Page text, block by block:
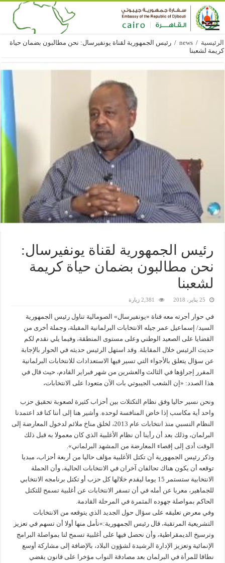
الرئيسية /
news
/ رئيس الجمهورية لقناة يونفيرسال: نحن مطالبون بضمان حياة
كريمة لشعبنا
رئيس الجمهورية لقناة يونفيرسال:
نحن مطالبون بضمان حياة كريمة
لشعبنا
25 يناير، 2018 2,381 زيارة
في حوار أجرته معه قناة «يونفيرسال» الصومالية تناول رئيس الجمهورية
السيد/ إسماعيل عمر جيله الانتخابات البرلمانية المقبلة، وجملة أخرى من
القضايا على الصعيد الوطني وعلى مستوى المنطقة، وفيما يلي نقدم لكم
حديث الرئيس خلال المقابلة. وقد استهل الرئيس حديثه في الحوار بالإجابة
عن سؤال يتعلق بالأجواء التي تسير فيها الاستعدادات للانتخابات البرلمانية
المقرر إجراؤها في الثالث والعشرين من شهر فبراير القادم، حيث قال في
هذا الصدد: «إن الشعب الجيبوتي بات الآن متعودا على الانتخابات،
ونحن نسير حاليا وفق نظام التكتلات بين أحزاب كثيرة لصعوبة تحقيق حزب
واحد أية مكاسب إذا خاض المنافسة لوحده. وأشير هنا إلى أننا كنا قد اعتمدنا
النظام النسبي منذ انتخابات عام 2013، لخلق مناخ ملائم لدخول المعارضة إلى
البرلمان، وذلك بعد أن رأينا أن نظام الأغلبية الذي كان معمولا به قبل ذلك
الوقت أدى إلى إقصاء المعارضة من المشهد البرلماني».
وذكر رئيس الجمهورية أن تكتل الأغلبية مؤلف حاليا من أربعة أحزاب، مبديا
توقعه أن يكون هناك تحالفان آخران في الانتخابات الحالية، وأن الحملة
الانتخابية ستستمر 15 يوما ليقدم خلالها كل حزب أو تكتل برنامجه الانتخابي
للجماهير، معربا عن أمله في أن تسفر الانتخابات عن أغلبية تسمح للتكتل
الحاكم بمواصلة جهوده المثمرة في المرحلة القادمة.
وفي معرض تعليقه على سؤال حول الجديد الذي يتوقعه من الانتخابات
التشريعية المرتقبة، قال رئيس الجمهورية:»نأمل منها أولا أن تسهم في تعزيز
وترسيخ الديمقراطية، وأن نحصل فيها على أغلبية تسمح لنا بمواصلة البرامج
الإنمائية وتعزيز الإدارة الرشيدة لشؤون البلاد، بالإضافة إلى مشاركة أوسع
نطاقا للمرأة في البرلمان بعد مصادقة النواب مؤخرا على قانون يقضي